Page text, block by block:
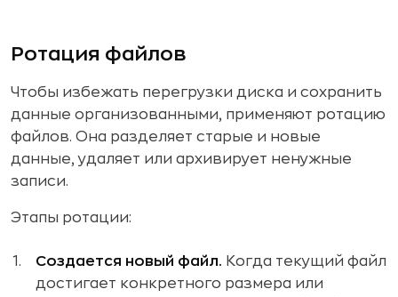
Ротация файлов
Чтобы избежать перегрузки диска и сохранить
данные организованными, применяют ротацию
файлов. Она разделяет старые и новые
данные, удаляет или архивирует ненужные
записи.
Этапы ротации:
Создается новый файл. Когда текущий файл
достигает конкретного размера или